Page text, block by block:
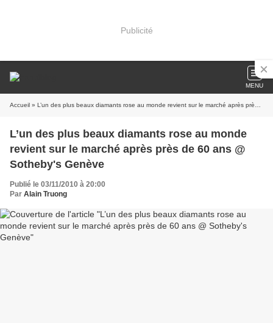
Publicité
MENU
Accueil » L’un des plus beaux diamants rose au monde revient sur le marché après près de 60 ans @ Sotheby's Genève
L’un des plus beaux diamants rose au monde
revient sur le marché après près de 60 ans @
Sotheby's Genève
Publié le 03/11/2010 à 20:00
Par Alain Truong